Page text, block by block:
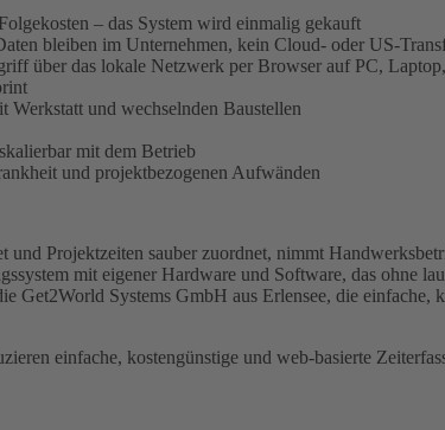
– das System wird einmalig gekauft
bleiben im Unternehmen, kein Cloud- oder US-
über das lokale Netzwerk per Browser auf PC,
und wechselnden Baustellen
mit dem Betrieb
und projektbezogenen Aufwänden
Projektzeiten sauber zuordnet, nimmt
mit eigener Hardware und Software, das ohne
Systems GmbH aus Erlensee, die einfache,
einfache, kostengünstige und web-basierte